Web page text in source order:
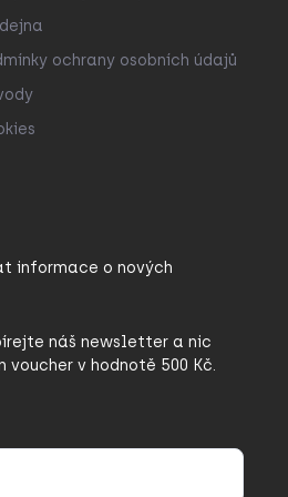
ochrany osobních údajů
informace o nových
náš newsletter a nic
v hodnotě 500 Kč.